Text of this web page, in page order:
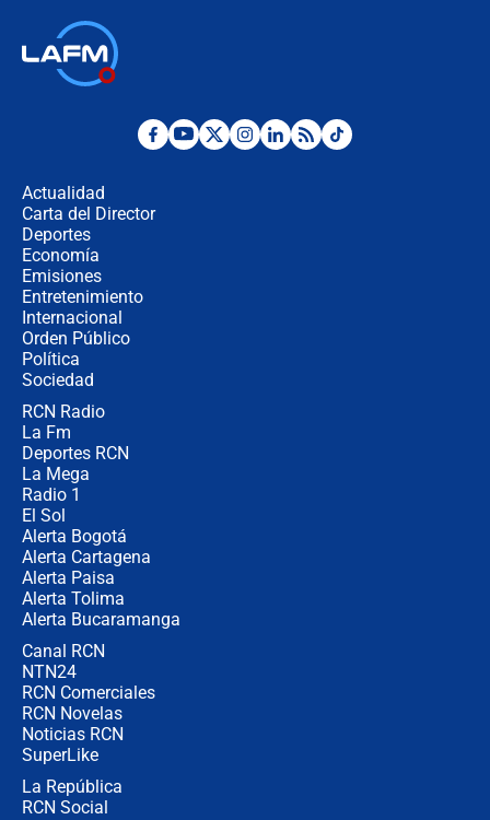
Posesión de Abelardo De La Espriella
Actualidad
Carta del Director
Deportes
Economía
Emisiones
Entretenimiento
Internacional
Orden Público
Política
Sociedad
RCN Radio
La Fm
Deportes RCN
La Mega
Radio 1
El Sol
Alerta Bogotá
Alerta Cartagena
Alerta Paisa
Alerta Tolima
Alerta Bucaramanga
Canal RCN
NTN24
RCN Comerciales
RCN Novelas
Noticias RCN
SuperLike
La República
RCN Social